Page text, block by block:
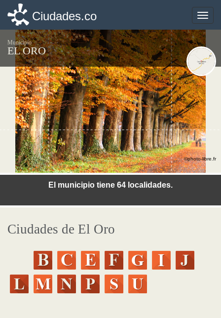
Toggle
Ciudades.co
Municipio
EL ORO
El municipio tiene 64 localidades.
©photo-libre.fr
Ciudades de El Oro
Toggle
Ciudades.co